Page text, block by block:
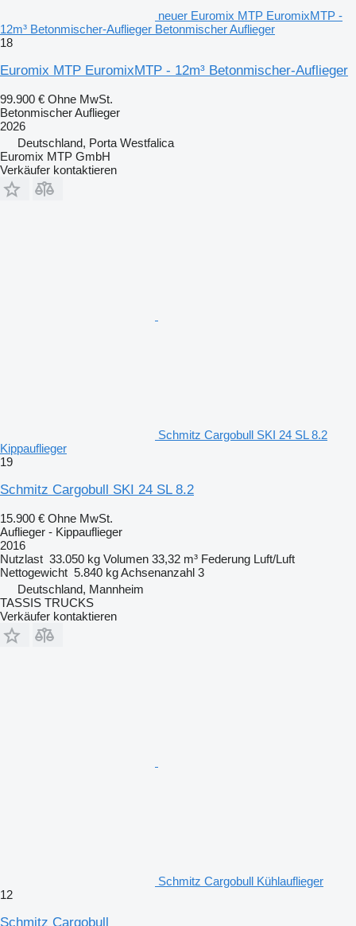
neuer Euromix MTP EuromixMTP -
12m³ Betonmischer-Auflieger Betonmischer Auflieger
18
Euromix MTP EuromixMTP - 12m³ Betonmischer-Auflieger
99.900 € Ohne MwSt.
Betonmischer Auflieger
2026
Deutschland, Porta Westfalica
Euromix MTP GmbH
Verkäufer kontaktieren
Schmitz Cargobull SKI 24 SL 8.2
Kippauflieger
19
Schmitz Cargobull SKI 24 SL 8.2
15.900 € Ohne MwSt.
Auflieger - Kippauflieger
2016
Nutzlast 33.050 kg Volumen 33,32 m³ Federung Luft/Luft
Nettogewicht 5.840 kgAchsenanzahl 3
Deutschland, Mannheim
TASSIS TRUCKS
Verkäufer kontaktieren
Schmitz Cargobull Kühlauflieger
12
Schmitz Cargobull